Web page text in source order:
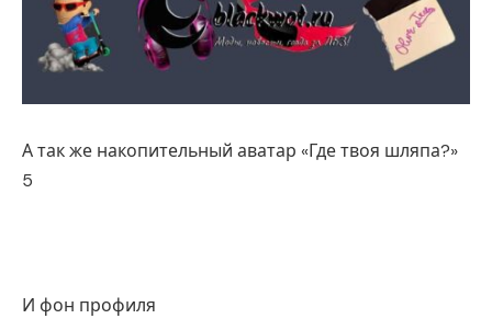
А так же накопительный аватар «Где твоя шляпа?»
5
И фон профиля